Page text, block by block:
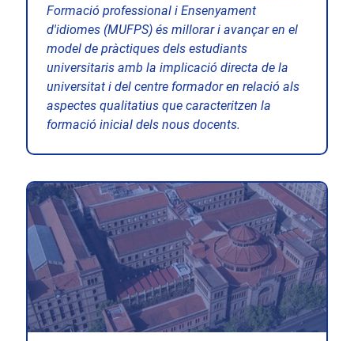
Formació professional i Ensenyament
d'idiomes (MUFPS) és millorar i avançar en el
model de pràctiques dels estudiants
universitaris amb la implicació directa de la
universitat i del centre formador en relació als
aspectes qualitatius que caracteritzen la
formació inicial dels nous docents.